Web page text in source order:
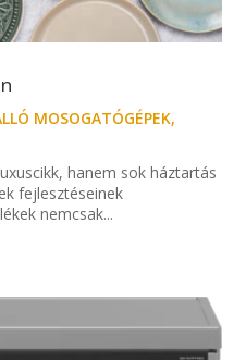
MOSOGATÓGÉPEK,
hanem sok háztartás
fejlesztéseinek
nemcsak...